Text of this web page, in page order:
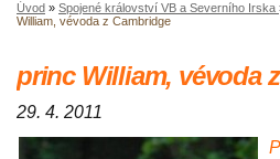
Úvod » Spojené království VB a Severního Irska
William, vévoda z Cambridge
princ William, vévoda
29. 4. 2011